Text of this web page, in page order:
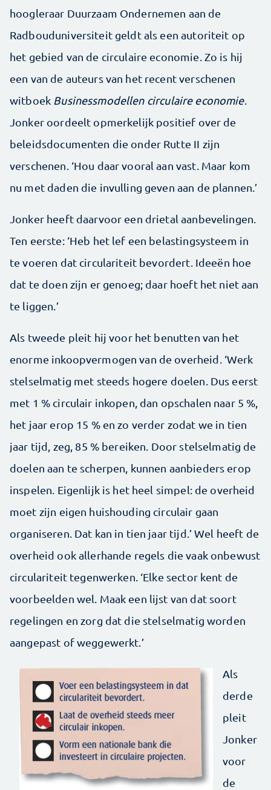
hoogleraar Duurzaam Ondernemen aan de
Radbouduniversiteit geldt als een autoriteit op
het gebied van de circulaire economie. Zo is hij
een van de auteurs van het recent verschenen
witboek Businessmodellen circulaire economie.
Jonker oordeelt opmerkelijk positief over de
beleidsdocumenten die onder Rutte II zijn
verschenen. ‘Hou daar vooral aan vast. Maar kom
nu met daden die invulling geven aan de plannen.’
Jonker heeft daarvoor een drietal aanbevelingen.
Ten eerste: ‘Heb het lef een belastingsysteem in
te voeren dat circulariteit bevordert. Ideeën hoe
dat te doen zijn er genoeg; daar hoeft het niet aan
te liggen.’
Als tweede pleit hij voor het benutten van het
enorme inkoopvermogen van de overheid. ‘Werk
stelselmatig met steeds hogere doelen. Dus eerst
met 1 % circulair inkopen, dan opschalen naar 5 %,
het jaar erop 15 % en zo verder zodat we in tien
jaar tijd, zeg, 85 % bereiken. Door stelselmatig de
doelen aan te scherpen, kunnen aanbieders erop
inspelen. Eigenlijk is het heel simpel: de overheid
moet zijn eigen huishouding circulair gaan
organiseren. Dat kan in tien jaar tijd.’ Wel heeft de
overheid ook allerhande regels die vaak onbewust
circulariteit tegenwerken. ‘Elke sector kent de
voorbeelden wel. Maak een lijst van dat soort
regelingen en zorg dat die stelselmatig worden
aangepast of weggewerkt.’
Als
derde
pleit
Jonker
voor
de